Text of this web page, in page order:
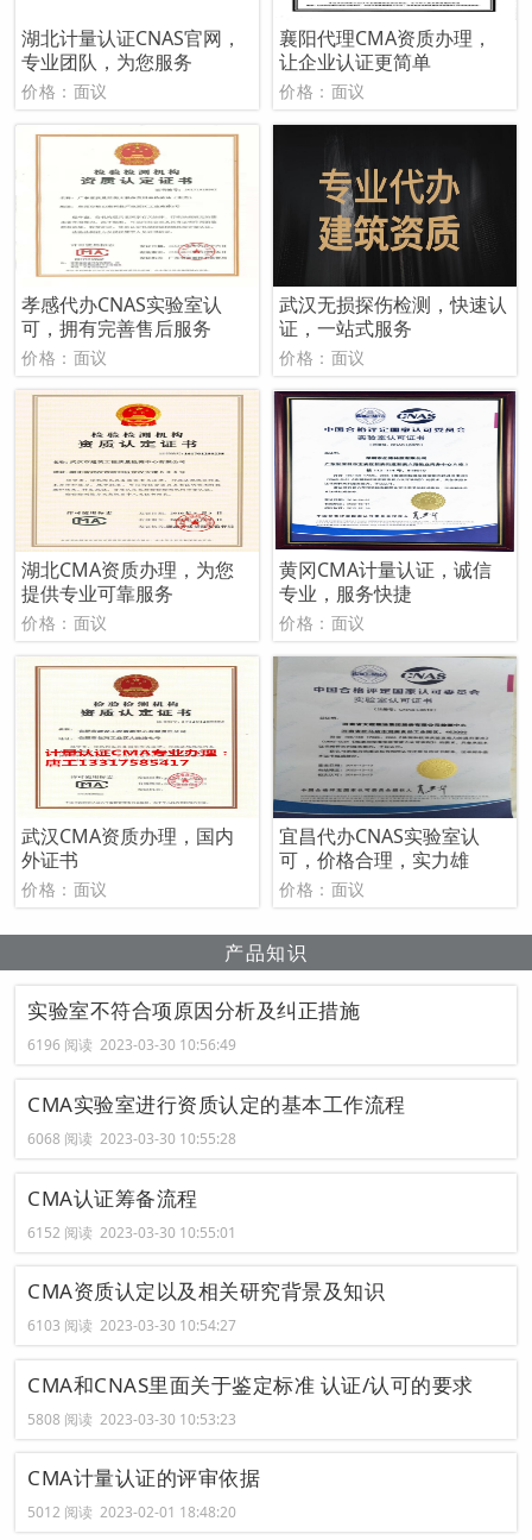
湖北计量认证CNAS官网，
专业团队，为您服务
价格：面议
襄阳代理CMA资质办理，
让企业认证更简单
价格：面议
孝感代办CNAS实验室认
可，拥有完善售后服务
价格：面议
武汉无损探伤检测，快速认
证，一站式服务
价格：面议
湖北CMA资质办理，为您
提供专业可靠服务
价格：面议
黄冈CMA计量认证，诚信
专业，服务快捷
价格：面议
武汉CMA资质办理，国内
外证书
价格：面议
宜昌代办CNAS实验室认
可，价格合理，实力雄
价格：面议
产品知识
实验室不符合项原因分析及纠正措施
6196 阅读 2023-03-30 10:56:49
CMA实验室进行资质认定的基本工作流程
6068 阅读 2023-03-30 10:55:28
CMA认证筹备流程
6152 阅读 2023-03-30 10:55:01
CMA资质认定以及相关研究背景及知识
6103 阅读 2023-03-30 10:54:27
CMA和CNAS里面关于鉴定标准 认证/认可的要求
5808 阅读 2023-03-30 10:53:23
CMA计量认证的评审依据
5012 阅读 2023-02-01 18:48:20